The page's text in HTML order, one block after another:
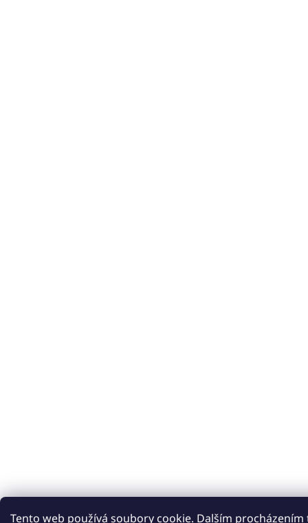
Tento web používá soubory cookie. Dalším